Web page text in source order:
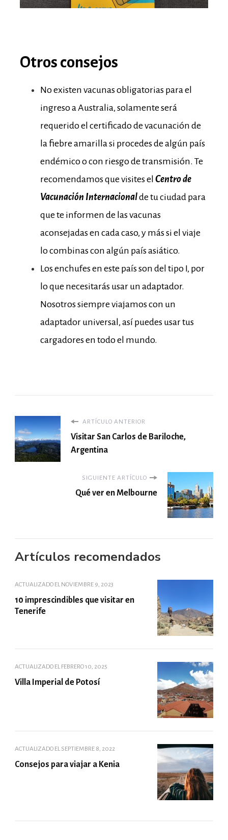
Otros consejos
No existen vacunas obligatorias para el
ingreso a Australia, solamente será
requerido el certificado de vacunación de
la fiebre amarilla si procedes de algún país
endémico o con riesgo de transmisión. Te
recomendamos que visites el Centro de
Vacunación Internacionalde tu ciudad para
que te informen de las vacunas
aconsejadas en cada caso, y más si el viaje
lo combinas con algún país asiático.
Los enchufes en este país son del tipo I, por
lo que necesitarás usar un adaptador.
Nosotros siempre viajamos con un
adaptador universal, así puedes usar tus
cargadores en todo el mundo.
ARTÍCULO ANTERIOR
Visitar San Carlos de Bariloche,
Argentina
SIGUIENTE ARTÍCULO
Qué ver en Melbourne
Artículos recomendados
ACTUALIZADO EL NOVIEMBRE 9, 2023
10 imprescindibles que visitar en
Tenerife
ACTUALIZADO EL FEBRERO 10, 2025
Villa Imperial de Potosí
ACTUALIZADO EL SEPTIEMBRE 8, 2022
Consejos para viajar a Kenia